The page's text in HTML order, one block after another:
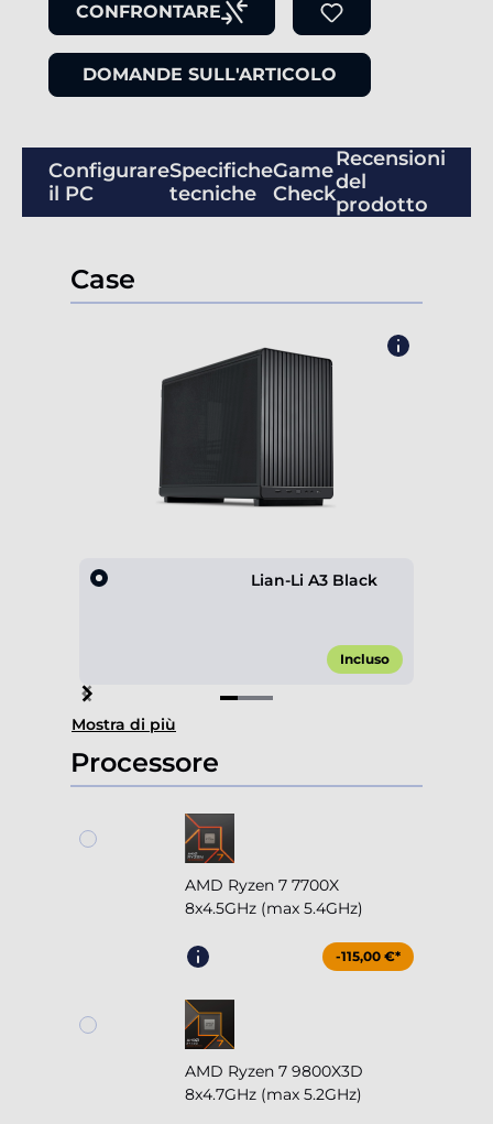
CONFRONTARE
DOMANDE SULL'ARTICOLO
Configurare
il PC
Specifiche
tecniche
Game
Check
Recensioni
del
prodotto
Case
Lian-Li A3 Black
Incluso
Item
1
of
3
Mostra di più
Processore
AMD Ryzen 7 7700X
8x4.5GHz (max 5.4GHz)
-115,00 €*
AMD Ryzen 7 9800X3D
8x4.7GHz (max 5.2GHz)